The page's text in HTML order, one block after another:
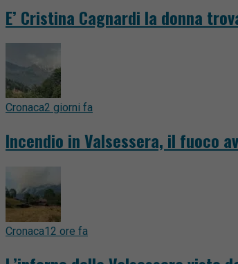
E’ Cristina Cagnardi la donna
Cronaca2 giorni fa
Incendio in Valsessera, il fuoco
Cronaca12 ore fa